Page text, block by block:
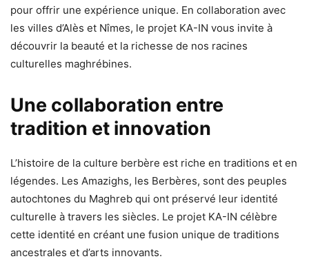
pour offrir une expérience unique. En collaboration avec
les villes d’Alès et Nîmes, le projet KA-IN vous invite à
découvrir la beauté et la richesse de nos racines
culturelles maghrébines.
Une collaboration entre
tradition et innovation
L’histoire de la culture berbère est riche en traditions et en
légendes. Les Amazighs, les Berbères, sont des peuples
autochtones du Maghreb qui ont préservé leur identité
culturelle à travers les siècles. Le projet KA-IN célèbre
cette identité en créant une fusion unique de traditions
ancestrales et d’arts innovants.